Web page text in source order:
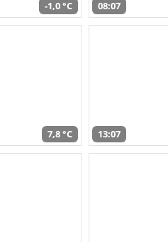
-1,0 °C 08:07
7,8 °C 13:07